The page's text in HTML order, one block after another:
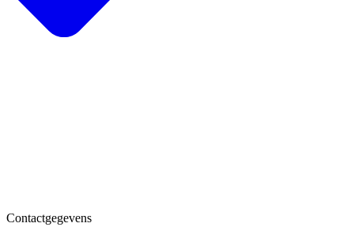
Contactgegevens